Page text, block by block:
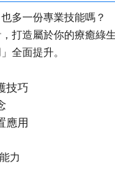
多一份專業技能嗎？
打造屬於你的療癒綠
全面提升。
技巧
應用
力